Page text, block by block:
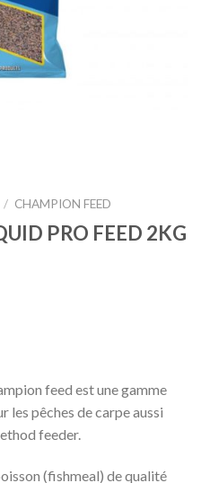
/ CHAMPION FEED
PRO FEED 2KG
feed est une gamme
les pêches de carpe aussi
feeder.
(fishmeal) de qualité